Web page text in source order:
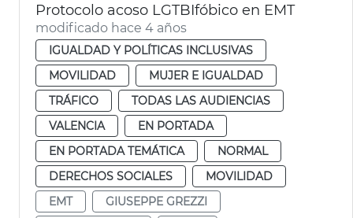
Protocolo acoso LGTBIfóbico en EMT
modificado hace 4 años
IGUALDAD Y POLÍTICAS INCLUSIVAS
MOVILIDAD
MUJER E IGUALDAD
TRÁFICO
TODAS LAS AUDIENCIAS
VALENCIA
EN PORTADA
EN PORTADA TEMÁTICA
NORMAL
DERECHOS SOCIALES
MOVILIDAD
EMT
GIUSEPPE GREZZI